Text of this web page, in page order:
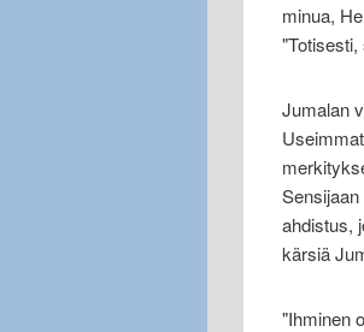
minua,
Jumalan
ahdistus,
kärsiä
"Ihminen